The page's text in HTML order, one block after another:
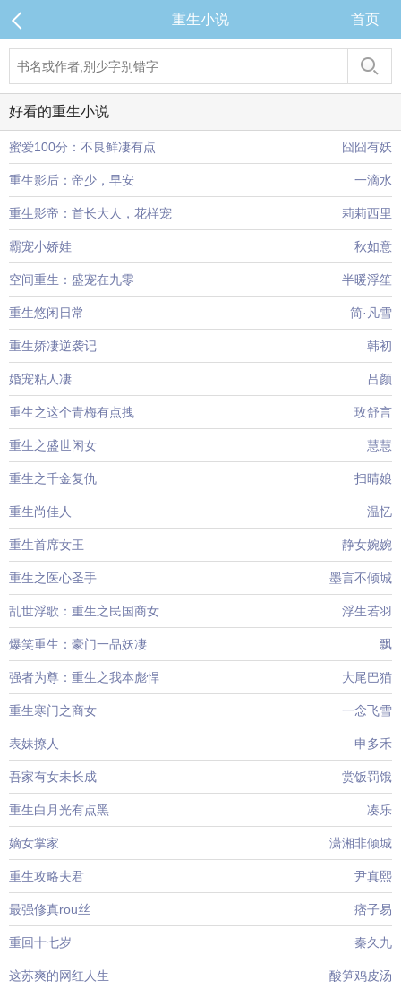
重生小说 首页
好看的重生小说
蜜爱100分：不良鲜凄有点 囧囧有妖
重生影后：帝少，早安 一滴水
重生影帝：首长大人，花样宠 莉莉西里
霸宠小娇娃 秋如意
空间重生：盛宠在九零 半暖浮笙
重生悠闲日常 简·凡雪
重生娇凄逆袭记 韩初
婚宠粘人凄 吕颜
重生之这个青梅有点拽 玫舒言
重生之盛世闲女 慧慧
重生之千金复仇 扫晴娘
重生尚佳人 温忆
重生首席女王 静女婉婉
重生之医心圣手 墨言不倾城
乱世浮歌：重生之民国商女 浮生若羽
爆笑重生：豪门一品妖凄 飘
强者为尊：重生之我本彪悍 大尾巴猫
重生寒门之商女 一念飞雪
表妹撩人 申多禾
吾家有女未长成 赏饭罚饿
重生白月光有点黑 凑乐
嫡女掌家 潇湘非倾城
重生攻略夫君 尹真熙
最强修真rou丝 痞子易
重回十七岁 秦久九
这苏爽的网红人生 酸笋鸡皮汤